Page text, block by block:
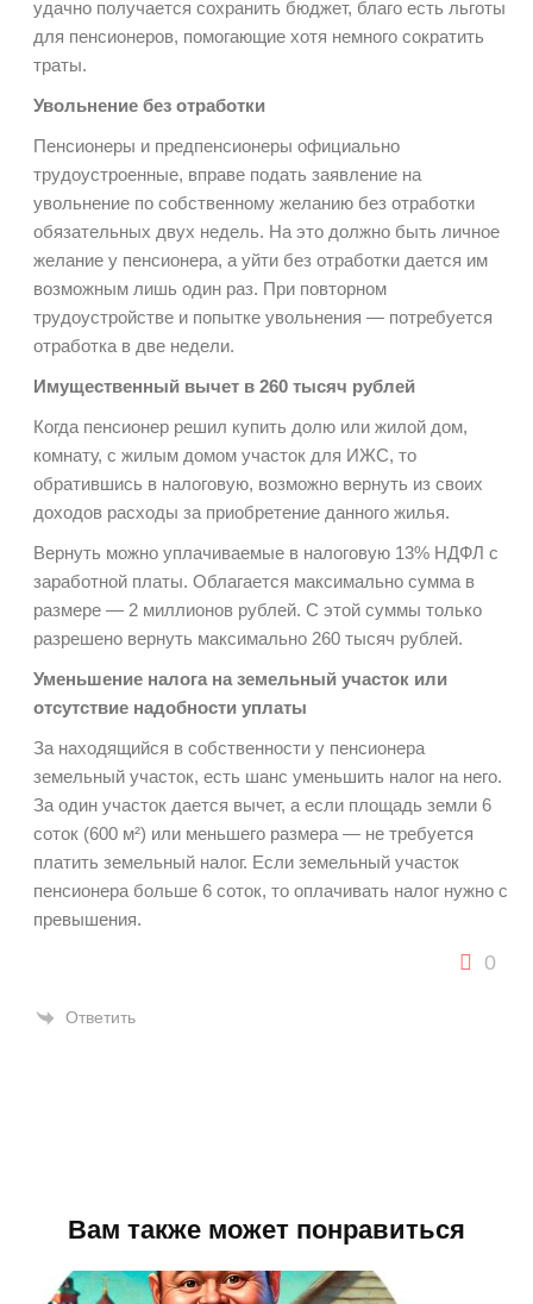
удачно получается сохранить бюджет, благо есть льготы
для пенсионеров, помогающие хотя немного сократить
траты.
Увольнение без отработки
Пенсионеры и предпенсионеры официально
трудоустроенные, вправе подать заявление на
увольнение по собственному желанию без отработки
обязательных двух недель. На это должно быть личное
желание у пенсионера, а уйти без отработки дается им
возможным лишь один раз. При повторном
трудоустройстве и попытке увольнения — потребуется
отработка в две недели.
Имущественный вычет в 260 тысяч рублей
Когда пенсионер решил купить долю или жилой дом,
комнату, с жилым домом участок для ИЖС, то
обратившись в налоговую, возможно вернуть из своих
доходов расходы за приобретение данного жилья.
Вернуть можно уплачиваемые в налоговую 13% НДФЛ с
заработной платы. Облагается максимально сумма в
размере — 2 миллионов рублей. С этой суммы только
разрешено вернуть максимально 260 тысяч рублей.
Уменьшение налога на земельный участок или
отсутствие надобности уплаты
За находящийся в собственности у пенсионера
земельный участок, есть шанс уменьшить налог на него.
За один участок дается вычет, а если площадь земли 6
соток (600 м²) или меньшего размера — не требуется
платить земельный налог. Если земельный участок
пенсионера больше 6 соток, то оплачивать налог нужно с
превышения.
0
Ответить
Вам также может понравиться